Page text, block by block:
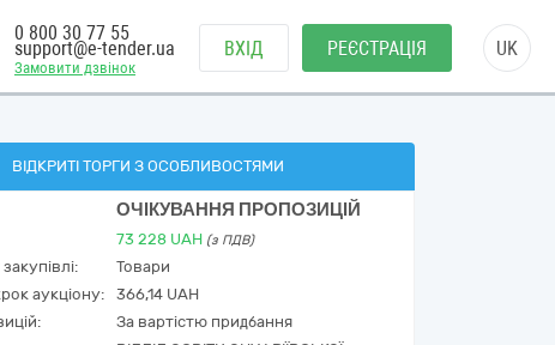
Замовити дзвінок
0 800 30 77 55
support@e-tender.ua ВХІД РЕЄСТРАЦІЯ UK
ВІДКРИТІ ТОРГИ З ОСОБЛИВОСТЯМИ
ОЧІКУВАННЯ ПРОПОЗИЦІЙ
73 228 UAH (з ПДВ)
Товари
аукціону:
366,14 UAH
За вартістю придбання